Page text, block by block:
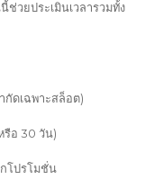
วยประเมินเวลารวมทั้ง
กัดเฉพาะสล็อต)
รือ 30 วัน)
โปรโมชั่น